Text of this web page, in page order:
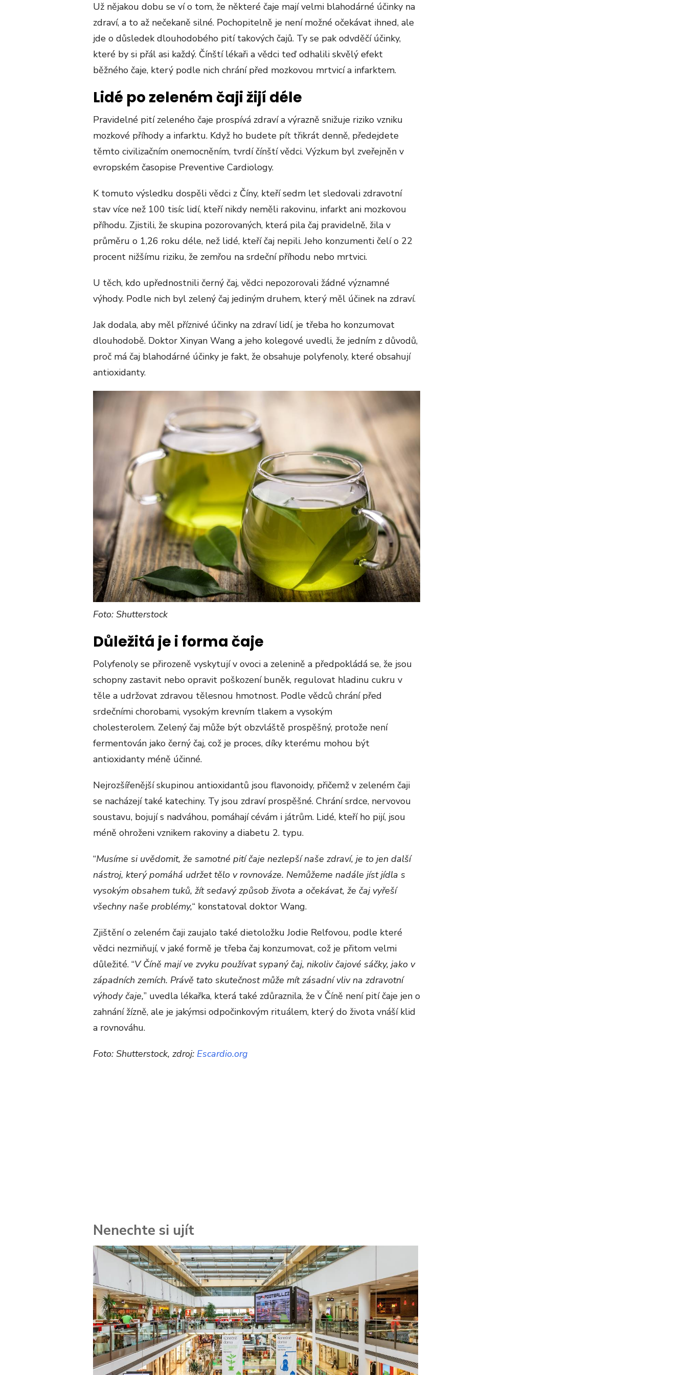
Už nějakou dobu se ví o tom, že některé čaje mají velmi blahodárné účinky na
zdraví, a to až nečekaně silné. Pochopitelně je není možné očekávat ihned, ale
jde o důsledek dlouhodobého pití takových čajů. Ty se pak odvděčí účinky,
které by si přál asi každý. Čínští lékaři a vědci teď odhalili skvělý efekt
běžného čaje, který podle nich chrání před mozkovou mrtvicí a infarktem.
Lidé po zeleném čaji žijí déle
Pravidelné pití zeleného čaje prospívá zdraví a výrazně snižuje riziko vzniku
mozkové příhody a infarktu. Když ho budete pít třikrát denně, předejdete
těmto civilizačním onemocněním, tvrdí čínští vědci. Výzkum byl zveřejněn v
evropském časopise Preventive Cardiology.
K tomuto výsledku dospěli vědci z Číny, kteří sedm let sledovali zdravotní
stav více než 100 tisíc lidí, kteří nikdy neměli rakovinu, infarkt ani mozkovou
příhodu. Zjistili, že skupina pozorovaných, která pila čaj pravidelně, žila v
průměru o 1,26 roku déle, než lidé, kteří čaj nepili. Jeho konzumenti čelí o 22
procent nižšímu riziku, že zemřou na srdeční příhodu nebo mrtvici.
U těch, kdo upřednostnili černý čaj, vědci nepozorovali žádné významné
výhody. Podle nich byl zelený čaj jediným druhem, který měl účinek na zdraví.
Jak dodala, aby měl příznivé účinky na zdraví lidí, je třeba ho konzumovat
dlouhodobě. Doktor Xinyan Wang a jeho kolegové uvedli, že jedním z důvodů,
proč má čaj blahodárné účinky je fakt, že obsahuje polyfenoly, které obsahují
antioxidanty.
Foto: Shutterstock
Důležitá je i forma čaje
Polyfenoly se přirozeně vyskytují v ovoci a zelenině a předpokládá se, že jsou
schopny zastavit nebo opravit poškození buněk, regulovat hladinu cukru v
těle a udržovat zdravou tělesnou hmotnost. Podle vědců chrání před
srdečními chorobami, vysokým krevním tlakem a vysokým
cholesterolem. Zelený čaj může být obzvláště prospěšný, protože není
fermentován jako černý čaj, což je proces, díky kterému mohou být
antioxidanty méně účinné.
Nejrozšířenější skupinou antioxidantů jsou flavonoidy, přičemž v zeleném čaji
se nacházejí také katechiny. Ty jsou zdraví prospěšné. Chrání srdce, nervovou
soustavu, bojují s nadváhou, pomáhají cévám i játrům. Lidé, kteří ho pijí, jsou
méně ohroženi vznikem rakoviny a diabetu 2. typu.
“Musíme si uvědomit, že samotné pití čaje nezlepší naše zdraví, je to jen další
nástroj, který pomáhá udržet tělo v rovnováze. Nemůžeme nadále jíst jídla s
vysokým obsahem tuků, žít sedavý způsob života a očekávat, že čaj vyřeší
všechny naše problémy,“ konstatoval doktor Wang.
Zjištění o zeleném čaji zaujalo také dietoložku Jodie Relfovou, podle které
vědci nezmiňují, v jaké formě je třeba čaj konzumovat, což je přitom velmi
důležité. “V Číně mají ve zvyku používat sypaný čaj, nikoliv čajové sáčky, jako v
západních zemích. Právě tato skutečnost může mít zásadní vliv na zdravotní
výhody čaje,” uvedla lékařka, která také zdůraznila, že v Číně není pití čaje jen o
zahnání žízně, ale je jakýmsi odpočinkovým rituálem, který do života vnáší klid
a rovnováhu.
Foto: Shutterstock, zdroj: Escardio.org
Nenechte si ujít